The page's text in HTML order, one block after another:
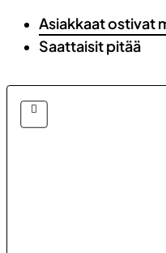
Asiakkaat ostivat
Saattaisit pitää